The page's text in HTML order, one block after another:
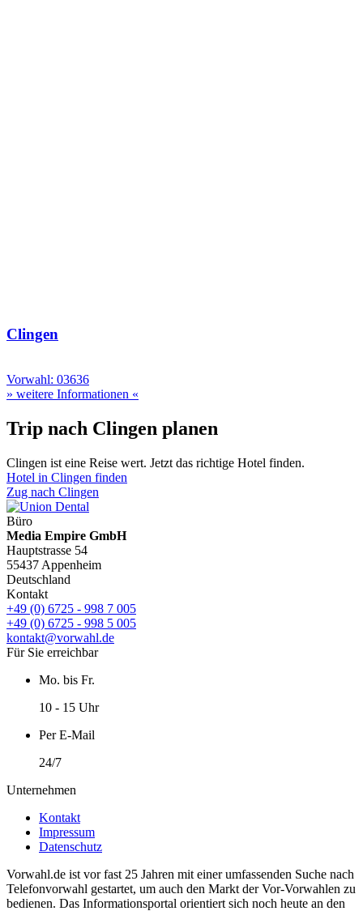
Clingen
Vorwahl: 03636
» weitere Informationen «
Trip nach Clingen planen
Clingen ist eine Reise wert. Jetzt das richtige Hotel finden.
Hotel in Clingen finden
Zug nach Clingen
Büro
Media Empire GmbH
Hauptstrasse 54
55437 Appenheim
Deutschland
Kontakt
+49 (0) 6725 - 998 7 005
+49 (0) 6725 - 998 5 005
kontakt@vorwahl.de
Für Sie erreichbar
Mo. bis Fr.
10 - 15 Uhr
Per E-Mail
24/7
Unternehmen
Kontakt
Impressum
Datenschutz
Vorwahl.de ist vor fast 25 Jahren mit einer umfassenden Suche nach
Telefonvorwahl gestartet, um auch den Markt der Vor-Vorwahlen zu
bedienen. Das Informationsportal orientiert sich noch heute an den